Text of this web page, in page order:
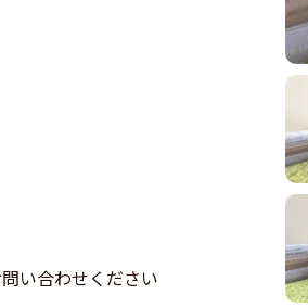
い合わせください